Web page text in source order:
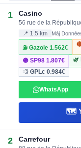
1 Casino
56 rue de la
📍 1.5 km Màj
⛽ Gazole1.562€
🟣 SP981.807€ 🌿
💨 GPLc0.984€
WhatsApp
🗺️
2 Carrefour